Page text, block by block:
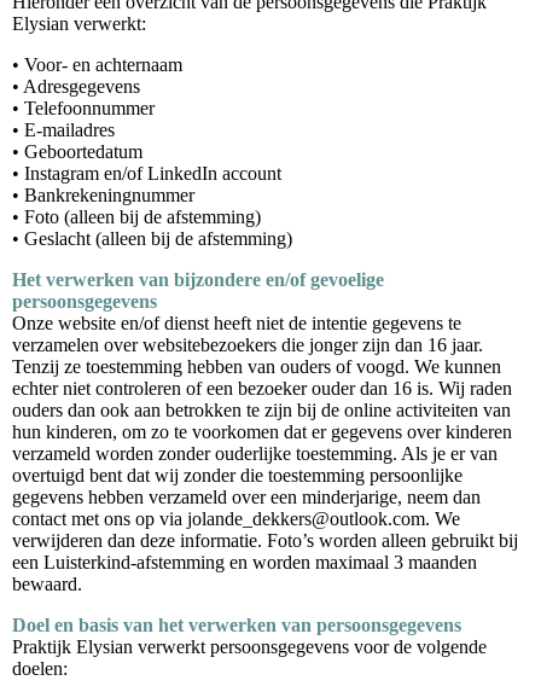
Elysian verwerkt:
• Voor- en achternaam
• Adresgegevens
• Telefoonnummer
• E-mailadres
• Geboortedatum
• Instagram en/of LinkedIn account
• Bankrekeningnummer
• Foto (alleen bij de afstemming)
• Geslacht (alleen bij de afstemming)
Het verwerken van bijzondere en/of gevoelige
persoonsgegevens
Onze website en/of dienst heeft niet de intentie gegevens te
verzamelen over websitebezoekers die jonger zijn dan 16 jaar.
Tenzij ze toestemming hebben van ouders of voogd. We kunnen
echter niet controleren of een bezoeker ouder dan 16 is. Wij raden
ouders dan ook aan betrokken te zijn bij de online activiteiten van
hun kinderen, om zo te voorkomen dat er gegevens over kinderen
verzameld worden zonder ouderlijke toestemming. Als je er van
overtuigd bent dat wij zonder die toestemming persoonlijke
gegevens hebben verzameld over een minderjarige, neem dan
contact met ons op via jolande_dekkers@outlook.com. We
verwijderen dan deze informatie. Foto’s worden alleen gebruikt bij
een Luisterkind-afstemming en worden maximaal 3 maanden
bewaard.
Doel en basis van het verwerken van persoonsgegevens
Praktijk Elysian verwerkt persoonsgegevens voor de volgende
doelen: